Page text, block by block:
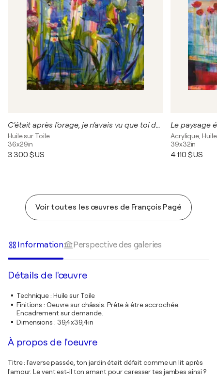
C'était après l'orage, je n'avais vu que toi dans le désordre du monde.
Huile sur Toile
36x29in
3 300 $US
Acrylique,
39x32in
4 110 $US
Voir toutes les œuvres de François Pagé
Information Perspective des galeries
Détails de l'œuvre
Technique: Huile sur Toile
Finitions : Oeuvre sur châssis. Prête à être accrochée.
Encadrement sur demande.
Dimensions : 39,4x39,4in
À propos de l'oeuvre
Titre : l'averse passée, ton jardin était défait comme un lit après
l'amour. Le vent est-il ton amant pour caresser tes jambes ainsi ?